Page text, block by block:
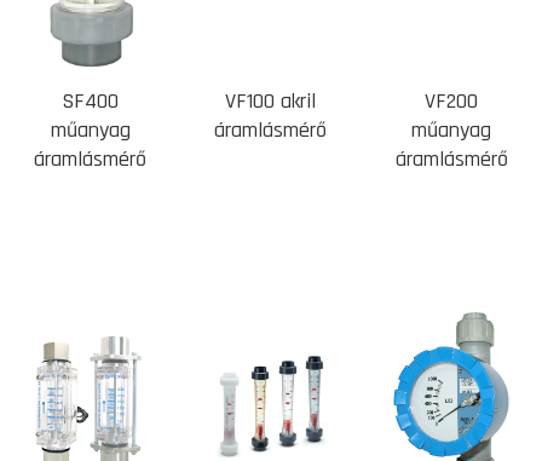
SF400
műanyag
áramlásmérő
VF100 akril
áramlásmérő
VF200
műanyag
áramlásmérő